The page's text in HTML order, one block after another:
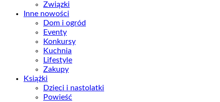
Związki
Inne nowości
Dom i ogród
Eventy
Konkursy
Kuchnia
Lifestyle
Zakupy
Książki
Dzieci i nastolatki
Powieść